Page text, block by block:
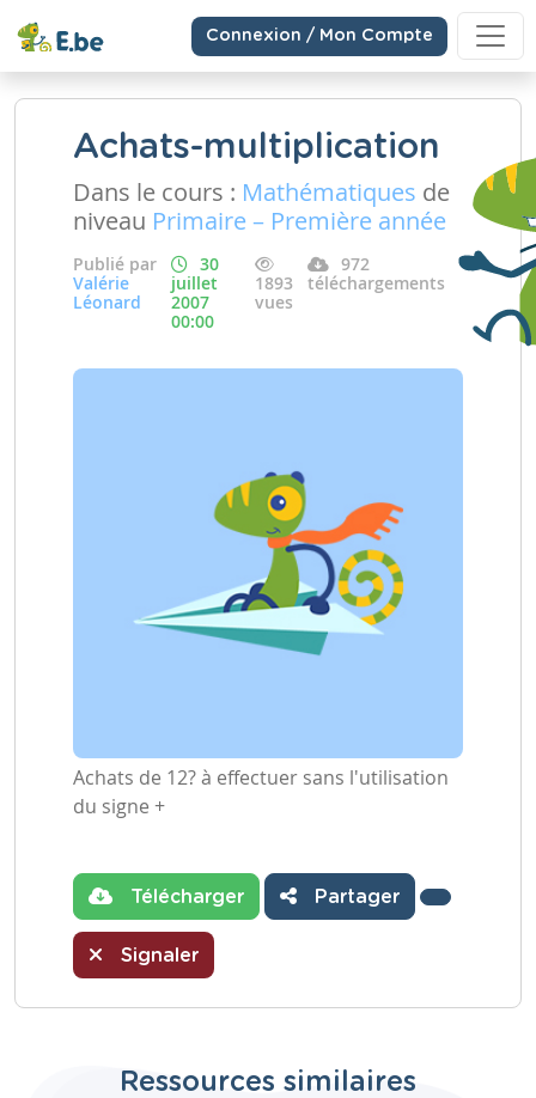
Connexion / Mon Compte
Achats-multiplication
Dans le cours : Mathématiques de
niveau Primaire – Première année
Publié par
Valérie
Léonard
30
juillet
2007
00:00
1893
vues
972
téléchargements
Achats de 12? à effectuer sans l'utilisation
du signe +
Télécharger Partager
Signaler
Ressources similaires